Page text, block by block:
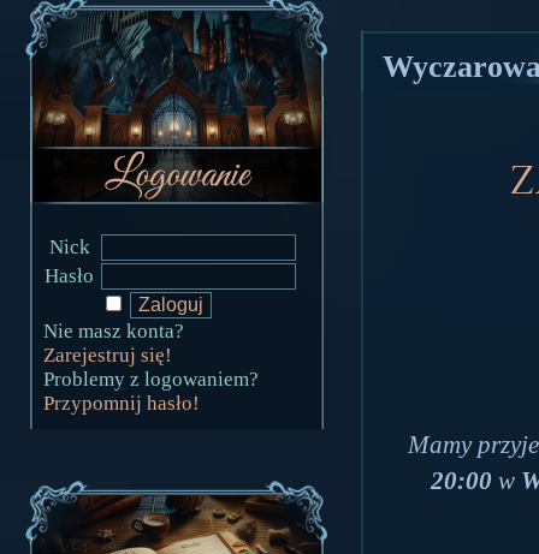
Nick
Hasło
Nie masz konta?
Zarejestruj się!
Problemy z logowaniem?
Przypomnij hasło!
Mamy
20:00 w